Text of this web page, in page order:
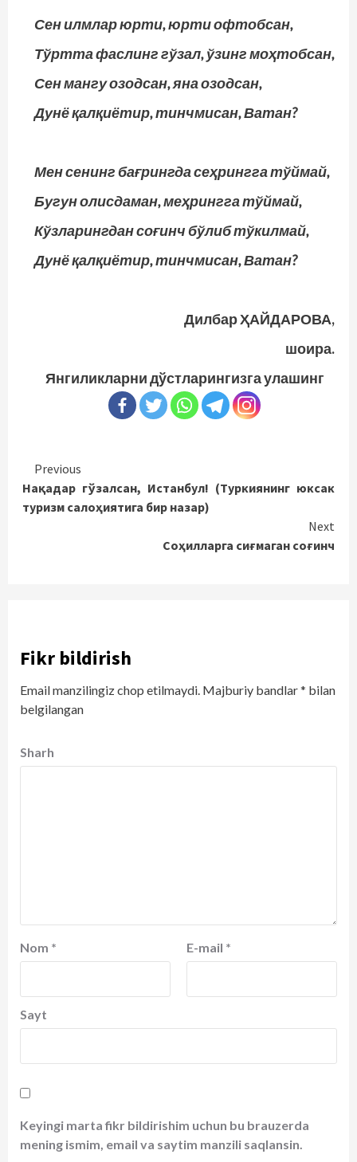
Сен илмлар юрти, юрти офтобсан,
Тўртта фаслинг гўзал, ўзинг моҳтобсан,
Сен мангу озодсан, яна озодсан,
Дунё қалқиётир, тинчмисан, Ватан?
Мен сенинг бағрингда сеҳрингга тўймай,
Бугун олисдаман, меҳрингга тўймай,
Кўзларингдан соғинч бўлиб тўкилмай,
Дунё қалқиётир, тинчмисан, Ватан?
Дилбар ҲАЙДАРОВА,
шоира.
Янгиликларни дўстларингизга улашинг
Continue
Reading
Previous
Нақадар гўзалсан, Истанбул! (Туркиянинг юксак
туризм салоҳиятига бир назар)
Next
Соҳилларга сиғмаган соғинч
Fikr bildirish
Email manzilingiz chop etilmaydi. Majburiy bandlar* bilan
belgilangan
Sharh
Nom * E-mail *
Sayt
Keyingi marta fikr bildirishim uchun bu brauzerda
mening ismim, email va saytim manzili saqlansin.